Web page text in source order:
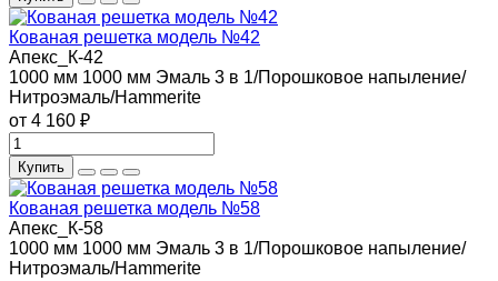
Кованая решетка модель №42
Апекс_К-42
1000 мм 1000 мм Эмаль 3 в 1/Порошковое напыление/
Нитроэмаль/Hammerite
от 4 160 ₽
Купить
Кованая решетка модель №58
Апекс_К-58
1000 мм 1000 мм Эмаль 3 в 1/Порошковое напыление/
Нитроэмаль/Hammerite